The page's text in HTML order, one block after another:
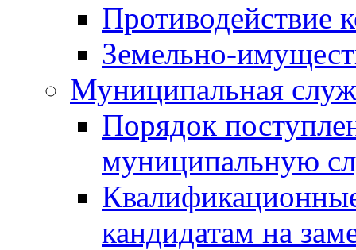
Противодействие
Земельно-
Муниципальная
Порядок
муниципальную
кандидатам на